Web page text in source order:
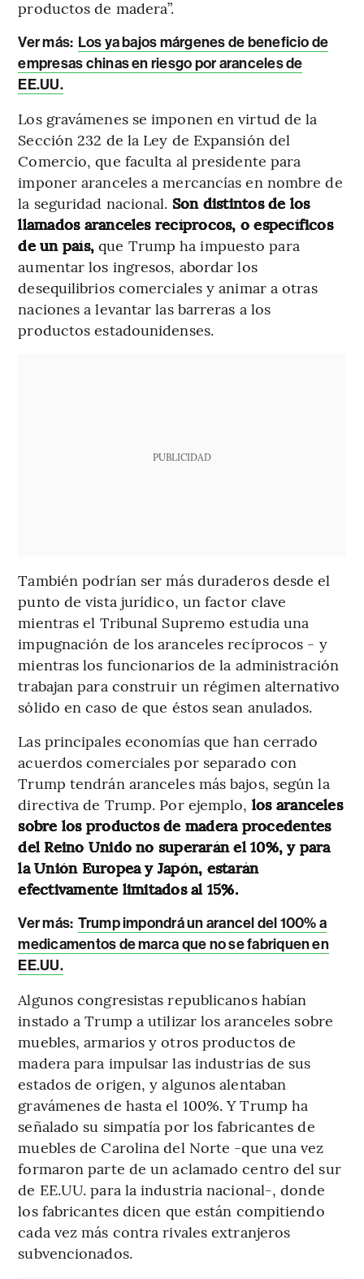
productos de madera”.
Ver más: Los ya bajos márgenes de beneficio de
empresas chinas en riesgo por aranceles de
EE.UU.
Los gravámenes se imponen en virtud de la
Sección 232 de la Ley de Expansión del
Comercio, que faculta al presidente para
imponer aranceles a mercancías en nombre de
la seguridad nacional. Son distintos de los
llamados aranceles recíprocos, o específicos
de un país, que Trump ha impuesto para
aumentar los ingresos, abordar los
desequilibrios comerciales y animar a otras
naciones a levantar las barreras a los
productos estadounidenses.
PUBLICIDAD
También podrían ser más duraderos desde el
punto de vista jurídico, un factor clave
mientras el Tribunal Supremo estudia una
impugnación de los aranceles recíprocos - y
mientras los funcionarios de la administración
trabajan para construir un régimen alternativo
sólido en caso de que éstos sean anulados.
Las principales economías que han cerrado
acuerdos comerciales por separado con
Trump tendrán aranceles más bajos, según la
directiva de Trump. Por ejemplo, los aranceles
sobre los productos de madera procedentes
del Reino Unido no superarán el 10%, y para
la Unión Europea y Japón, estarán
efectivamente limitados al 15%.
Ver más: Trump impondrá un arancel del 100% a
medicamentos de marca que no se fabriquen en
EE.UU.
Algunos congresistas republicanos habían
instado a Trump a utilizar los aranceles sobre
muebles, armarios y otros productos de
madera para impulsar las industrias de sus
estados de origen, y algunos alentaban
gravámenes de hasta el 100%. Y Trump ha
señalado su simpatía por los fabricantes de
muebles de Carolina del Norte -que una vez
formaron parte de un aclamado centro del sur
de EE.UU. para la industria nacional-, donde
los fabricantes dicen que están compitiendo
cada vez más contra rivales extranjeros
subvencionados.